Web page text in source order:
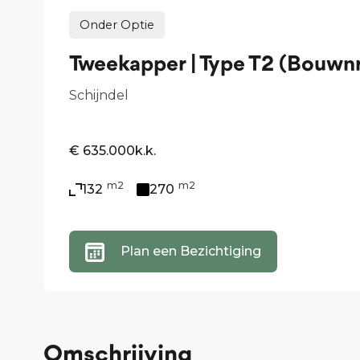
Onder Optie
Tweekapper | Type T2
Schijndel
€ 635.000k.k.
132 m2 270 m2
Plan een Bezichtiging